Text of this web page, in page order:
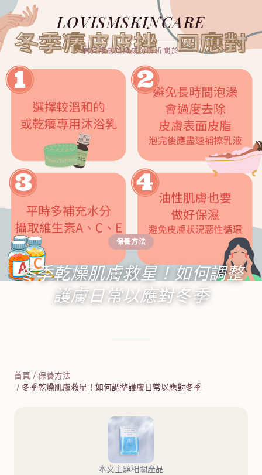
LOVISMSKINCARE
首頁護膚知識成分解析關於
保養方法
冬季乾燥肌膚救星！如何調整
護膚日常以應對冬季
首頁 / 保養方法
/ 冬季乾燥肌膚救星！如何調整護膚日常以應對冬季
本文主題相關產品